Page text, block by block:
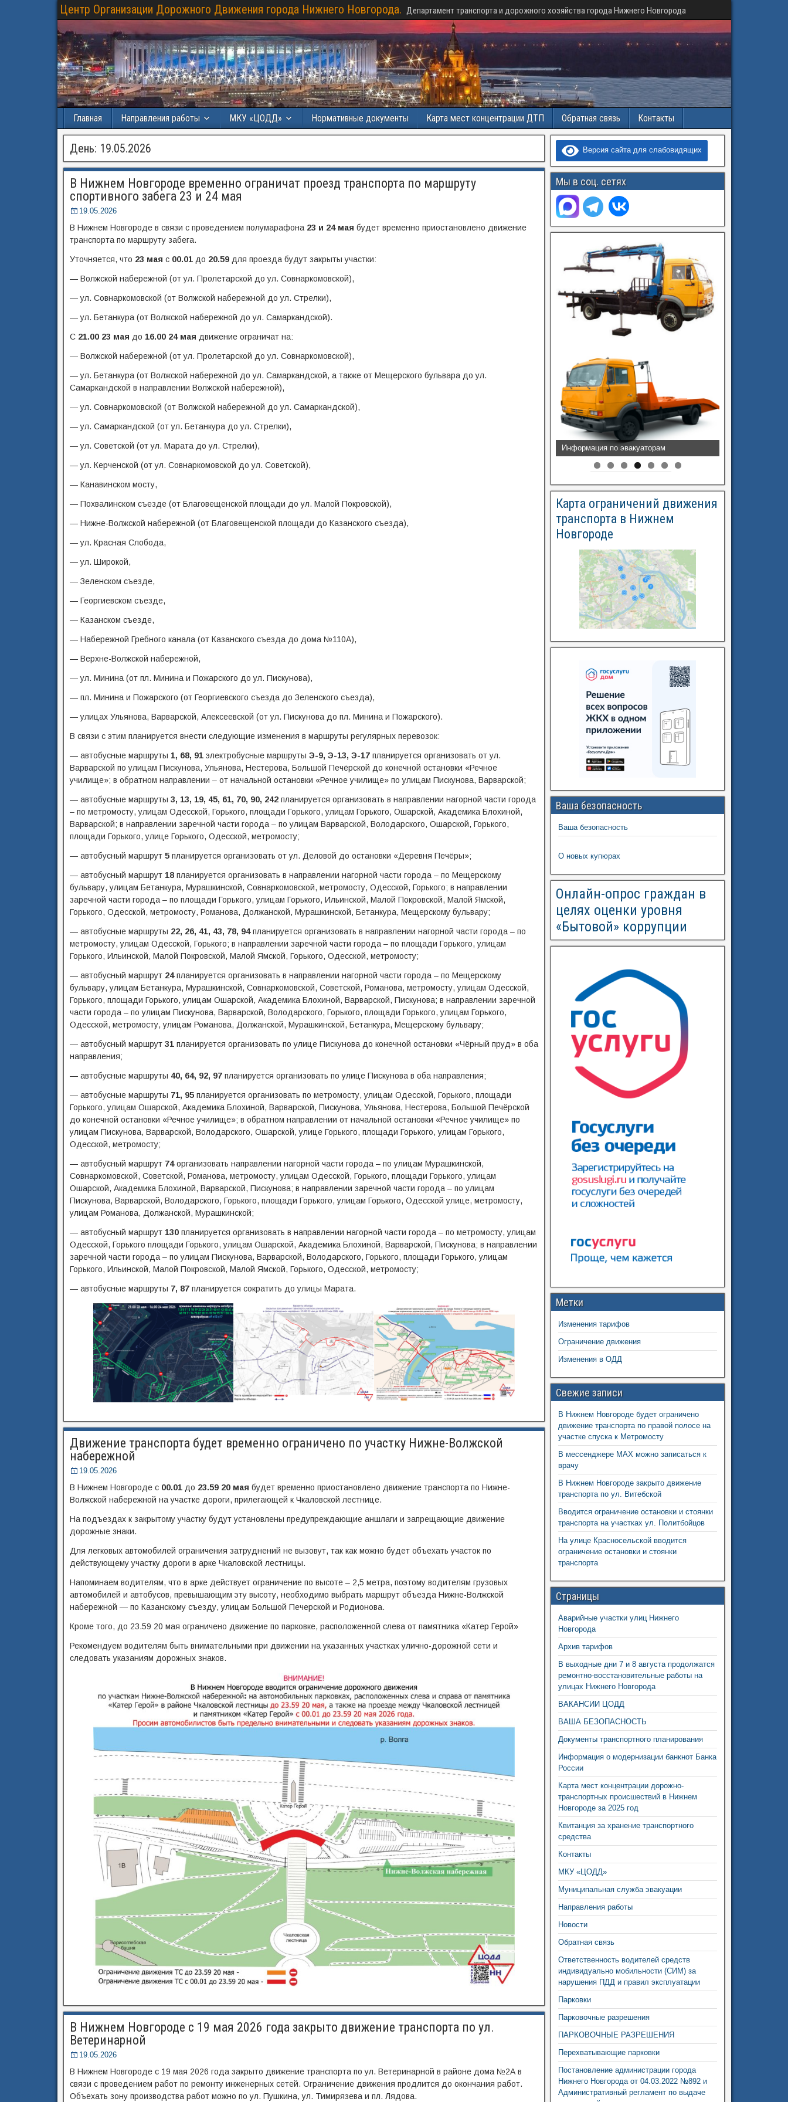
Центр Организации Дорожного Движения города Нижнего Новгорода. Департамент транспорта и дорожного хозяйства города Нижнего Новгорода
Главная Направления работы МКУ «ЦОДД» Нормативные документы Карта мест концентрации ДТП Обратная связь Контакты
День: 19.05.2026
В Нижнем Новгороде временно ограничат проезд транспорта по маршруту
спортивного забега 23 и 24 мая
19.05.2026
В Нижнем Новгороде в связи с проведением полумарафона 23 и 24 мая будет временно приостановлено движение
транспорта по маршруту забега.
Уточняется, что 23 мая с 00.01до 20.59для проезда будут закрыты участки:
— Волжской набережной (от ул. Пролетарской до ул. Совнаркомовской),
— ул. Совнаркомовской (от Волжской набережной до ул. Стрелки),
— ул. Бетанкура (от Волжской набережной до ул. Самаркандской).
С 21.00 23 мая до 16.00 24 мая движение ограничат на:
— Волжской набережной (от ул. Пролетарской до ул. Совнаркомовской),
— ул. Бетанкура (от Волжской набережной до ул. Самаркандской, а также от Мещерского бульвара до ул.
Самаркандской в направлении Волжской набережной),
— ул. Совнаркомовской (от Волжской набережной до ул. Самаркандской),
— ул. Самаркандской (от ул. Бетанкура до ул. Стрелки),
— ул. Советской (от ул. Марата до ул. Стрелки),
— ул. Керченской (от ул. Совнаркомовской до ул. Советской),
— Канавинском мосту,
— Похвалинском съезде (от Благовещенской площади до ул. Малой Покровской),
— Нижне-Волжской набережной (от Благовещенской площади до Казанского съезда),
— ул. Красная Слобода,
— ул. Широкой,
— Зеленском съезде,
— Георгиевском съезде,
— Казанском съезде,
— Набережной Гребного канала (от Казанского съезда до дома №110А),
— Верхне-Волжской набережной,
— ул. Минина (от пл. Минина и Пожарского до ул. Пискунова),
— пл. Минина и Пожарского (от Георгиевского съезда до Зеленского съезда),
— улицах Ульянова, Варварской, Алексеевской (от ул. Пискунова до пл. Минина и Пожарского).
В связи с этим планируется внести следующие изменения в маршруты регулярных перевозок:
— автобусные маршруты 1, 68, 91электробусные маршруты Э-9, Э-13, Э-17планируется организовать от ул.
Варварской по улицам Пискунова, Ульянова, Нестерова, Большой Печёрской до конечной остановки «Речное
училище»; в обратном направлении – от начальной остановки «Речное училище» по улицам Пискунова, Варварской;
— автобусные маршруты 3, 13, 19, 45, 61, 70, 90, 242планируется организовать в направлении нагорной части города
– по метромосту, улицам Одесской, Горького, площади Горького, улицам Горького, Ошарской, Академика Блохиной,
Варварской; в направлении заречной части города – по улицам Варварской, Володарского, Ошарской, Горького,
площади Горького, улице Горького, Одесской, метромосту;
— автобусный маршрут 5планируется организовать от ул. Деловой до остановки «Деревня Печёры»;
— автобусный маршрут 18планируется организовать в направлении нагорной части города – по Мещерскому
бульвару, улицам Бетанкура, Мурашкинской, Совнаркомовской, метромосту, Одесской, Горького; в направлении
заречной части города – по площади Горького, улицам Горького, Ильинской, Малой Покровской, Малой Ямской,
Горького, Одесской, метромосту, Романова, Должанской, Мурашкинской, Бетанкура, Мещерскому бульвару;
— автобусные маршруты 22, 26, 41, 43, 78, 94планируется организовать в направлении нагорной части города – по
метромосту, улицам Одесской, Горького; в направлении заречной части города – по площади Горького, улицам
Горького, Ильинской, Малой Покровской, Малой Ямской, Горького, Одесской, метромосту;
— автобусный маршрут 24планируется организовать в направлении нагорной части города – по Мещерскому
бульвару, улицам Бетанкура, Мурашкинской, Совнаркомовской, Советской, Романова, метромосту, улицам Одесской,
Горького, площади Горького, улицам Ошарской, Академика Блохиной, Варварской, Пискунова; в направлении заречной
части города – по улицам Пискунова, Варварской, Володарского, Горького, площади Горького, улицам Горького,
Одесской, метромосту, улицам Романова, Должанской, Мурашкинской, Бетанкура, Мещерскому бульвару;
— автобусный маршрут 31планируется организовать по улице Пискунова до конечной остановки «Чёрный пруд» в оба
направления;
— автобусные маршруты 40, 64, 92, 97 планируется организовать по улице Пискунова в оба направления;
— автобусные маршруты 71, 95планируется организовать по метромосту, улицам Одесской, Горького, площади
Горького, улицам Ошарской, Академика Блохиной, Варварской, Пискунова, Ульянова, Нестерова, Большой Печёрской
до конечной остановки «Речное училище»; в обратном направлении от начальной остановки «Речное училище» по
улицам Пискунова, Варварской, Володарского, Ошарской, улице Горького, площади Горького, улицам Горького,
Одесской, метромосту;
— автобусный маршрут74организовать направлении нагорной части города – по улицам Мурашкинской,
Совнаркомовской, Советской, Романова, метромосту, улицам Одесской, Горького, площади Горького, улицам
Ошарской, Академика Блохиной, Варварской, Пискунова; в направлении заречной части города – по улицам
Пискунова, Варварской, Володарского, Горького, площади Горького, улицам Горького, Одесской улице, метромосту,
улицам Романова, Должанской, Мурашкинской;
— автобусный маршрут 130планируется организовать в направлении нагорной части города – по метромосту, улицам
Одесской, Горького площади Горького, улицам Ошарской, Академика Блохиной, Варварской, Пискунова; в направлении
заречной части города – по улицам Пискунова, Варварской, Володарского, Горького, площади Горького, улицам
Горького, Ильинской, Малой Покровской, Малой Ямской, Горького, Одесской, метромосту;
— автобусные маршруты 7, 87 планируется сократить до улицы Марата.
Движение транспорта будет временно ограничено по участку Нижне-Волжской
набережной
19.05.2026
В Нижнем Новгороде с 00.01до 23.59 20 мая будет временно приостановлено движение транспорта по Нижне-
Волжской набережной на участке дороги, прилегающей к Чкаловской лестнице.
На подъездах к закрытому участку будут установлены предупреждающие аншлаги и запрещающие движение
дорожные знаки.
Для легковых автомобилей ограничения затруднений не вызовут, так как можно будет объехать участок по
действующему участку дороги в арке Чкаловской лестницы.
Напоминаем водителям, что в арке действует ограничение по высоте – 2,5 метра, поэтому водителям грузовых
автомобилей и автобусов, превышающим эту высоту, необходимо выбрать маршрут объезда Нижне-Волжской
набережной — по Казанскому съезду, улицам Большой Печерской и Родионова.
Кроме того, до 23.59 20 мая ограничено движение по парковке, расположенной слева от памятника «Катер Герой»
Рекомендуем водителям быть внимательными при движении на указанных участках улично-дорожной сети и
следовать указаниям дорожных знаков.
В Нижнем Новгороде с 19 мая 2026 года закрыто движение транспорта по ул.
Ветеринарной
19.05.2026
В Нижнем Новгороде с 19 мая 2026 года закрыто движение транспорта по ул. Ветеринарной в районе дома №2А в
связи с проведением работ по ремонту инженерных сетей. Ограничение движения продлится до окончания работ.
Объехать зону производства работ можно по ул. Пушкина, ул. Тимирязева и пл. Лядова.
Версия сайта для слабовидящих
Мы в соц. сетях
Информация по эвакуаторам
Карта ограничений движения
транспорта в Нижнем
Новгороде
Ваша безопасность
Ваша безопасность
О новых купюрах
Онлайн-опрос граждан в
целях оценки уровня
«Бытовой» коррупции
Метки
Изменения тарифов
Ограничение движения
Изменения в ОДД
Свежие записи
В Нижнем Новгороде будет ограничено
движение транспорта по правой полосе на
участке спуска к Метромосту
В мессенджере MAX можно записаться к
врачу
В Нижнем Новгороде закрыто движение
транспорта по ул. Витебской
Вводится ограничение остановки и стоянки
транспорта на участках ул. Политбойцов
На улице Красносельской вводится
ограничение остановки и стоянки
транспорта
Страницы
Аварийные участки улиц Нижнего
Новгорода
Архив тарифов
В выходные дни 7 и 8 августа продолжатся
ремонтно-восстановительные работы на
улицах Нижнего Новгорода
ВАКАНСИИ ЦОДД
ВАША БЕЗОПАСНОСТЬ
Документы транспортного планирования
Информация о модернизации банкнот Банка
России
Карта мест концентрации дорожно-
транспортных происшествий в Нижнем
Новгороде за 2025 год
Квитанция за хранение транспортного
средства
Контакты
МКУ «ЦОДД»
Муниципальная служба эвакуации
Направления работы
Новости
Обратная связь
Ответственность водителей средств
индивидуально мобильности (СИМ) за
нарушения ПДД и правил эксплуатации
Парковки
Парковочные разрешения
ПАРКОВОЧНЫЕ РАЗРЕШЕНИЯ
Перехватывающие парковки
Постановление администрации города
Нижнего Новгорода от 04.03.2022 №892 и
Административный регламент по выдаче